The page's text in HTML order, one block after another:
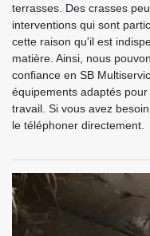
terrasses. Des crasses
interventions qui sont
cette raison qu'il est
matière. Ainsi, nous
confiance en SB
équipements adaptés
travail. Si vous avez
le téléphoner directement.